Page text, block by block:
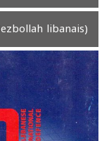
libanais)